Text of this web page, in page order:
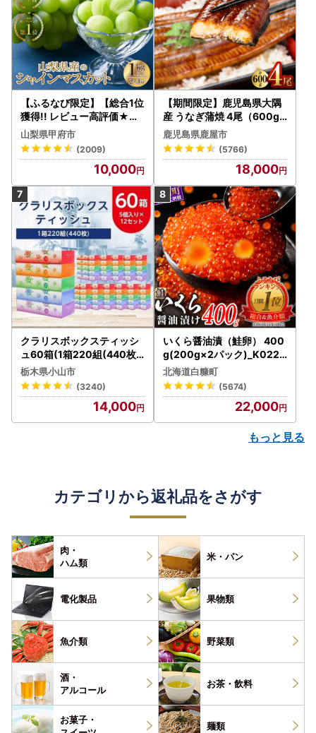
【ふるなび限定】【総合1位
獲得!! レビュー高評価★】
〈2026年度配送分〉山梨
県産 シャインマスカット 2
～3房（1.0kg以上）シャイ
ン フルーツ FN-Limited-S
P
山梨県甲府市
(2009)
10,000
【期間限定】鹿児島県大隅
産 うなぎ蒲焼 4尾（600g
） KN007-004-04-cp18
うなぎ 鰻 魚 惣菜 総菜
鹿児島県鹿屋市
(5766)
18,000
クラリスボックスティッシ
ュ60箱(1箱220組(440枚))
(5個入り×12セット)【配送
不可地域：離島・沖縄県】
【1256759】
栃木県小山市
(3240)
14,000
いくら醤油漬（鮭卵） 400
g(200g×2パック)_K022-
1676
北海道白糠町
(5674)
22,000
もっと見る
カテゴリから返礼品をさがす
肉・
ハム類
米・パン
電化製品 果物類
魚介類 野菜類
酒・
アルコール
お茶・ 飲料
お菓子・
麺類